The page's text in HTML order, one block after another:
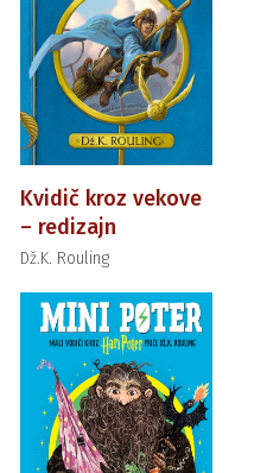
Kvidič kroz vekove
– redizajn
Dž.K. Rouling